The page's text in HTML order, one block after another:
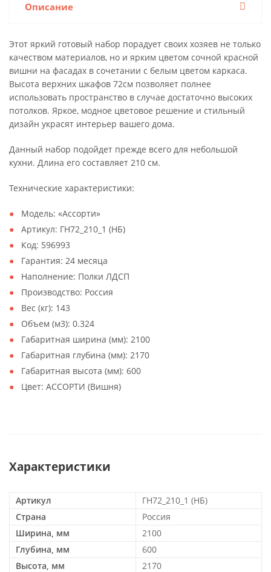
Описание
Этот яркий готовый набор порадует своих хозяев не только
качеством материалов, но и ярким цветом сочной красной
вишни на фасадах в сочетании с белым цветом каркаса.
Высота верхних шкафов 72см позволяет полнее
использовать пространство в случае достаточно высоких
потолков. Яркое, модное цветовое решение и стильный
дизайн украсят интерьер вашего дома.
Данный набор подойдет прежде всего для небольшой
кухни. Длина его составляет 210 см.
Технические характеристики:
Модель: «Ассорти»
Артикул: ГН72_210_1 (НБ)
Код: 596993
Гарантия: 24 месяца
Наполнение: Полки ЛДСП
Производство: Россия
Вес (кг): 143
Объем (м3): 0.324
Габаритная ширина (мм): 2100
Габаритная глубина (мм): 2170
Габаритная высота (мм): 600
Цвет: АССОРТИ (Вишня)
Характеристики
Артикул
ГН72_210_1 (НБ)
Страна
Россия
Ширина, мм
2100
Глубина, мм
600
Высота, мм
2170